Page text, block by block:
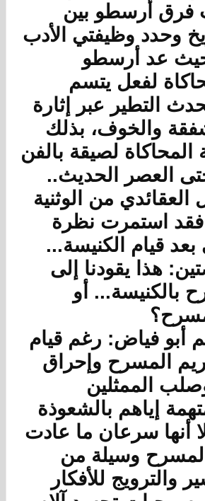
فرق أرسطو بين
وحدد وظيفتي الأدب
حيث عد أرسطو
لفعل يتسم
التطير عبر إثارة
والخوف، بذلك
لصيقة بالفن
العصر الحديث..
العقائدي من الوثنية
فقد استمرت نظرة
قيام الكنيسة...
هذا يقودنا إلى
بالكنيسة... أو
أبو فياض: رغم قيام
المسرح وإحراق
الممثلين
إياهم بالشعوذة
أنها سرعان ما عادت
المسرح وسيلة من
والترويج للأفكار